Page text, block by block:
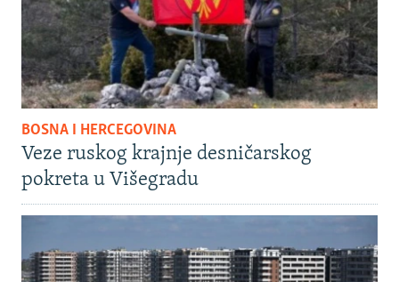
BOSNA I HERCEGOVINA
Veze ruskog krajnje desničarskog
pokreta u Višegradu